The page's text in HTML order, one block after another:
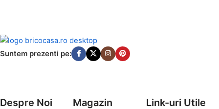
Suntem prezenti pe:
Despre Noi Magazin Link-uri Utile